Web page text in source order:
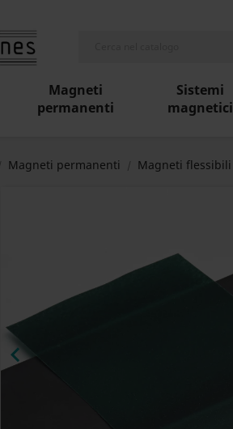
Magneti
permanenti
Sistemi
magnetici
Magneti permanenti Magneti flessibili
